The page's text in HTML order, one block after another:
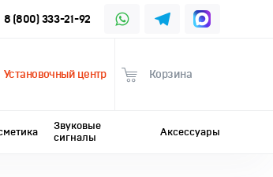
8 (800) 333-21-92
Установочный центр Корзина
Звуковые
сигналы
Аксессуары